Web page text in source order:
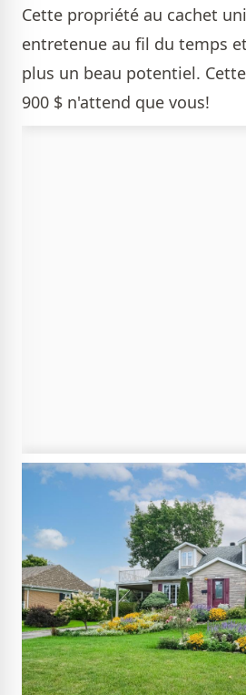
Cette propriété au cachet
entretenue au fil du temps
plus un beau potentiel.
900 $ n'attend que vous!